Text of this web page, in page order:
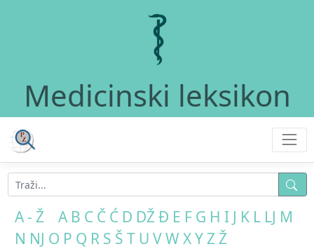
Medicinski leksikon
A - Ž A B C Č Ć D DŽĐ E F G H I J K L LJ M
N NJ O P Q R S Š T U VW XYZŽ